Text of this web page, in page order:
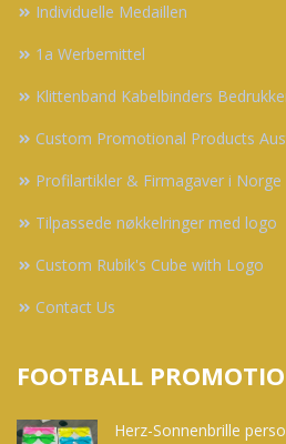
Individuelle Medaillen
1a Werbemittel
Klittenband Kabelbinders
Custom Promotional Products
Profilartikler & Firmagaver i Norge
Tilpassede nøkkelringer med logo
Custom Rubik's Cube with Logo
Contact Us
FOOTBALL
Herz-Sonnenbrille